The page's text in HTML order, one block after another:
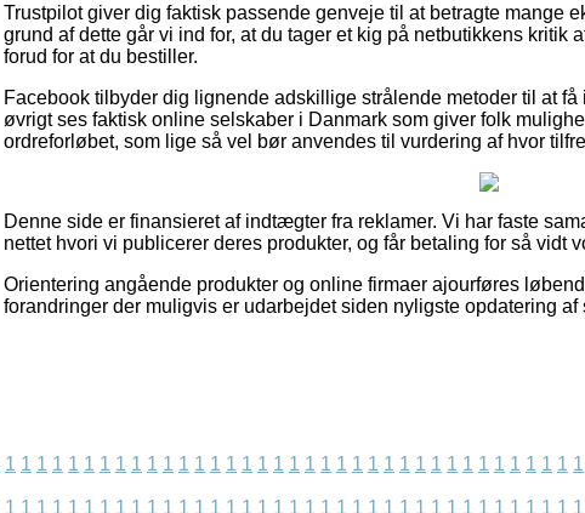
Trustpilot giver dig faktisk passende genveje til at betragte mange
grund af dette går vi ind for, at du tager et kig på netbutikkens kritik
forud for at du bestiller.
Facebook tilbyder dig lignende adskillige strålende metoder til at få
øvrigt ses faktisk online selskaber i Danmark som giver folk
ordreforløbet, som lige så vel bør anvendes til vurdering af hvor
Denne side er finansieret af indtægter fra reklamer. Vi har faste
nettet hvori vi publicerer deres produkter, og får betaling for så vidt
Orientering angående produkter og online firmaer ajourføres
forandringer der muligvis er udarbejdet siden nyligste opdatering af
1 1 1 1 1 1 1 1 1 1 1 1 1 1 1 1 1 1 1 1 1 1 1 1 1 1 1 1 1 1 1 1 1 1 1 1 1
1 1 1 1 1 1 1 1 1 1 1 1 1 1 1 1 1 1 1 1 1 1 1 1 1 1 1 1 1 1 1 1 1 1 1 1 1